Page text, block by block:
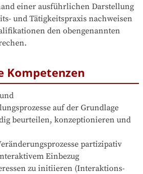
einer ausführlichen Darstellung
und Tätigkeitspraxis nachweisen
den obengenannten
Kompetenzen
auf der Grundlage
beurteilen, konzeptionieren und
partizipativ
Einbezug
zu initiieren (Interaktions-